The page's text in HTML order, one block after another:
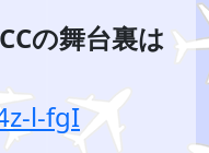
の舞台裏は
l-fgI